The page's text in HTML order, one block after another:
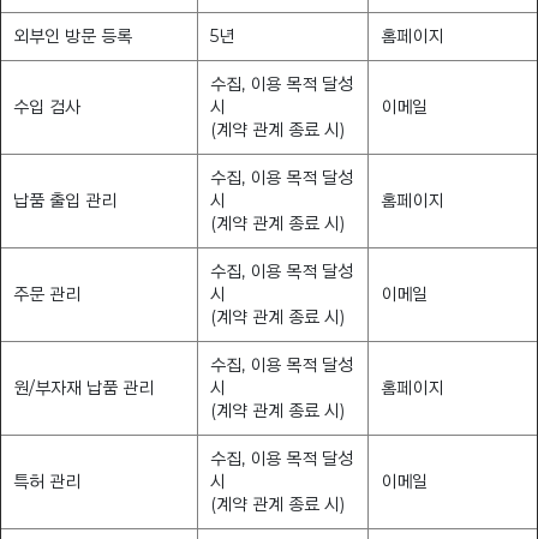
외부인 방문 등록 5년 홈페이지
수입 검사
수집, 이용 목적 달성
시
(계약 관계 종료 시)
이메일
납품 출입 관리
수집, 이용 목적 달성
시
(계약 관계 종료 시)
홈페이지
주문 관리
수집, 이용 목적 달성
시
(계약 관계 종료 시)
이메일
원/부자재 납품 관리
수집, 이용 목적 달성
시
(계약 관계 종료 시)
홈페이지
특허 관리
수집, 이용 목적 달성
시
(계약 관계 종료 시)
이메일